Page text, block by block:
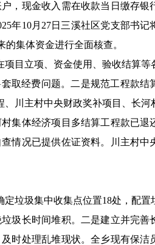
，现金收入需在收款当日缴存银
年10月27日三溪社区党支部书记
集体资金进行全面核查。
目立项、资金使用、验收结算等
取经费问题。二是规范工程款结
川主村中央财政奖补项目、长河
集体经济项目多结算工程款已退
情况已提供佐证资料。川主村中
垃圾集中收集点位置18处，配置
圾长时间堆积。二是建立并完善
时处理乱堆现状。全乡现有保洁